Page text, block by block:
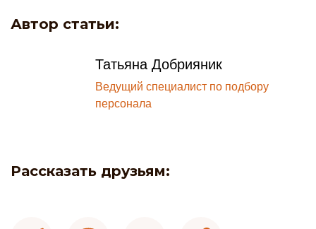
Автор статьи:
Татьяна Добрияник
Ведущий специалист по подбору
персонала
Рассказать друзьям: